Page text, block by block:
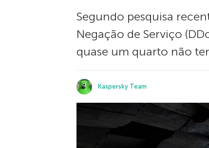
Segundo pesquisa
Negação de Serviço
quase um quarto não
Kaspersky Team